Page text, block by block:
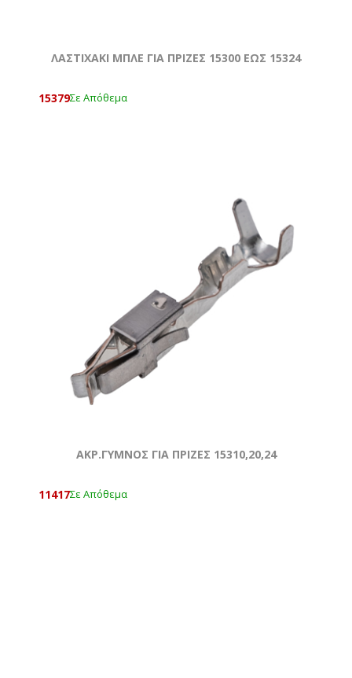
ΛΑΣΤΙΧΑΚΙ ΜΠΛΕ ΓΙΑ ΠΡΙΖΕΣ 15300 ΕΩΣ 15324
15379Σε Απόθεμα
ΑΚΡ.ΓΥΜΝΟΣ ΓΙΑ ΠΡΙΖΕΣ 15310,20,24
11417Σε Απόθεμα